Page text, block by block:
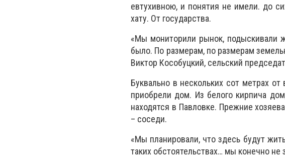
евтухивною, и понятия не имели. до
хату. От государства.
«Мы мониторили рынок, подыскивали
было. По размерам, по размерам
Виктор Кособуцкий, сельский
Буквально в нескольких сот метрах
приобрели дом. Из белого кирпича
находятся в Павловке. Прежние
– соседи.
«Мы планировали, что здесь будут
таких обстоятельствах… мы конечно не